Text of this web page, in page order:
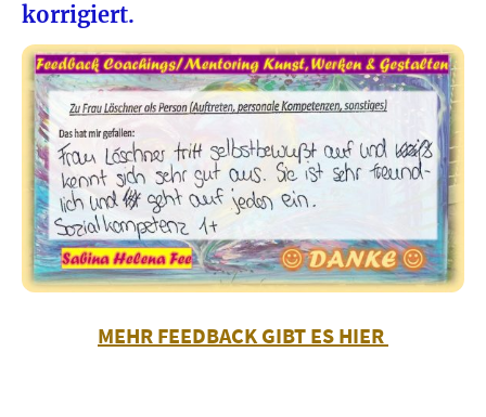
korrigiert.
MEHR FEEDBACK GIBT ES HIER